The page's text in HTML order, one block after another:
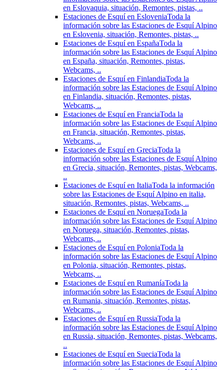
en Eslovaquia, situación, Remontes, pistas, ..
Estaciones de Esquí en EsloveniaToda la
información sobre las Estaciones de Esquí Alpino
en Eslovenia, situación, Remontes, pistas, ..
Estaciones de Esquí en EspañaToda la
información sobre las Estaciones de Esquí Alpino
en España, situación, Remontes, pistas,
Webcams, ..
Estaciones de Esquí en FinlandiaToda la
información sobre las Estaciones de Esquí Alpino
en Finlandia, situación, Remontes, pistas,
Webcams, ..
Estaciones de Esquí en FranciaToda la
información sobre las Estaciones de Esquí Alpino
en Francia, situación, Remontes, pistas,
Webcams, ..
Estaciones de Esquí en GreciaToda la
información sobre las Estaciones de Esquí Alpino
en Grecia, situación, Remontes, pistas, Webcams,
..
Estaciones de Esquí en ItaliaToda la información
sobre las Estaciones de Esquí Alpino en italia,
situación, Remontes, pistas, Webcams, ..
Estaciones de Esquí en NoruegaToda la
información sobre las Estaciones de Esquí Alpino
en Noruega, situación, Remontes, pistas,
Webcams, ..
Estaciones de Esquí en PoloniaToda la
información sobre las Estaciones de Esquí Alpino
en Polonia, situación, Remontes, pistas,
Webcams, ..
Estaciones de Esquí en RumaníaToda la
información sobre las Estaciones de Esquí Alpino
en Rumania, situación, Remontes, pistas,
Webcams, ..
Estaciones de Esquí en RussiaToda la
información sobre las Estaciones de Esquí Alpino
en Russia, situación, Remontes, pistas, Webcams,
..
Estaciones de Esquí en SueciaToda la
información sobre las Estaciones de Esquí Alpino